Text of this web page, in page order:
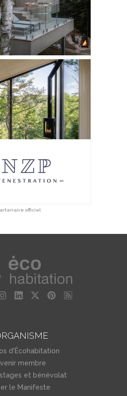
officiel
d'Écohabitation
membre
stages et bénévolat
le Manifeste